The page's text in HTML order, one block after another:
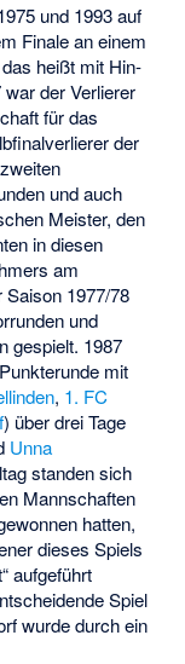
und 1993 auf
Finale an einem
heißt mit Hin-
der Verlierer
für das
der
und auch
Meister, den
in diesen
am
Saison 1977/78
und
gespielt. 1987
mit
, 1. FC
) über drei Tage
Unna
standen sich
Mannschaften
hatten,
dieses Spiels
aufgeführt
Spiel
wurde durch ein